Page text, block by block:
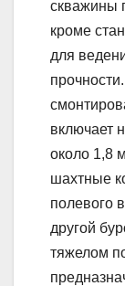
скважины
кроме
для
включает
около 1,8
шахтные
полевого
другой
тяжелом